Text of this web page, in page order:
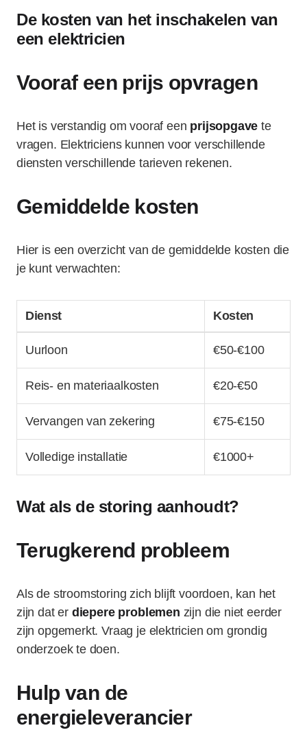
De kosten van het inschakelen van
een elektricien
Vooraf een prijs opvragen
Het is verstandig om vooraf een prijsopgave te
vragen. Elektriciens kunnen voor verschillende
diensten verschillende tarieven rekenen.
Gemiddelde kosten
Hier is een overzicht van de gemiddelde kosten die
je kunt verwachten:
Dienst Kosten
Uurloon €50-€100
Reis- en materiaalkosten €20-€50
Vervangen van zekering €75-€150
Volledige installatie €1000+
Wat als de storing aanhoudt?
Terugkerend probleem
Als de stroomstoring zich blijft voordoen, kan het
zijn dat er diepere problemen zijn die niet eerder
zijn opgemerkt. Vraag je elektricien om grondig
onderzoek te doen.
Hulp van de
energieleverancier